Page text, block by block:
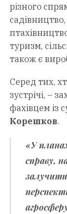
різного
туризм,
також є
Серед тих,
зустрічі, –
фахівцем із
Корешков.
«У
справу,